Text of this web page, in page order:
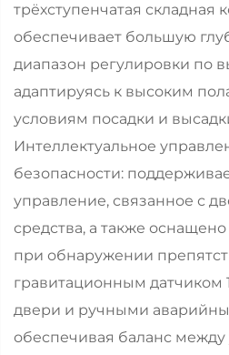
трёхступенчатая складная
обеспечивает большую
диапазон регулировки по
адаптируясь к высоким
условиям посадки и
Интеллектуальное
безопасности:
управление, связанное с
средства, а также
при обнаружении
гравитационным датчиком
двери и ручными
обеспечивая баланс между